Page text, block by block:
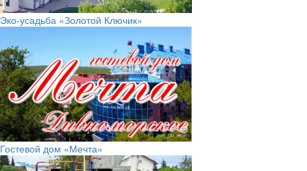
Эко-усадьба «Золотой Ключик»
Гостевой дом «Мечта»